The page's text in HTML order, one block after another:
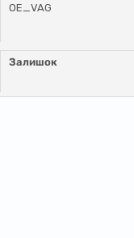
OE_VAG
Залишок